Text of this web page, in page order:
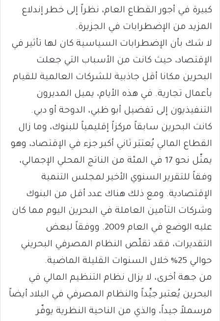
كبيرة في أجور القطاع العام، نظراً إلى خطر إندلاع
المزيد من الإضطرابات في الجزيرة.
لا شك بأن الإضطرابات السياسية كان لها تأثير في
الإقتصاد، حيث كانت من الأسباب التي جعلت
البحرين مكانا أقل جاذبية للشركات العالمية للقيام
بأعمال تجارية. في هذه الأيام، يميل المديرون
التنفيذيون إلى تفضيل أبو ظبي، الدوحة أو دبي.
كانت البحرين سابقاً مركزاً إقليمياً للبنوك، وما زال
القطاع المالي يُعتبَر ثاني أكبر جزء في الإقتصاد، وهو
يمثّل نحو 17 في المئة من الناتج المحلي الإجمالي،
وفقاً للتقرير السنوي الأخير لمجلس التنمية
الإقتصادية. ومع ذلك هناك عدد أقل من البنوك
وشركات التأمين العاملة في البحرين اليوم مما كان
عليه الوضع في العام 2009. ووفقاً لبعض
التقديرات، فقد تقلّص النظام المصرفي البحريني
حوالي 25% خلال السنوات القليلة الماضية.
من جهة أخرى، لا يزال نظام التنظيم المالي في
البحرين يُعتبر جيِّداً والنظام المصرفي في البلاد أيضاً
مرسملاً جيداً، والذي من الناحية النظرية يوفّر